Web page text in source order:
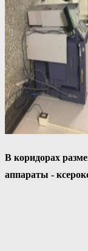
В коридорах
аппараты -